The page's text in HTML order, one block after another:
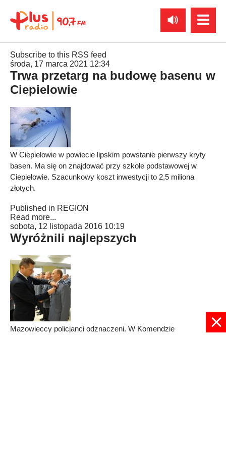
Subscribe to this RSS feed
środa, 17 marca 2021 12:34
Trwa przetarg na budowę basenu w
Ciepielowie
W Ciepielowie w powiecie lipskim powstanie pierwszy kryty
basen. Ma się on znajdować przy szkole podstawowej w
Ciepielowie. Szacunkowy koszt inwestycji to 2,5 miliona
złotych.
Published in REGION
Read more...
sobota, 12 listopada 2016 10:19
Wyróżnili najlepszych
Mazowieccy policjanci odznaczeni. W Komendzie